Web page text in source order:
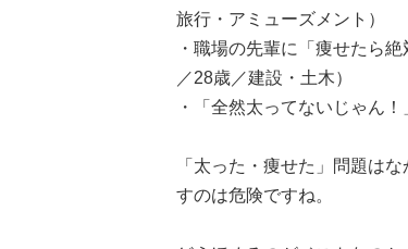
旅行・アミューズメント）
・職場の先輩に「痩せたら
／28歳／建設・土木）
・「全然太ってないじゃん
「太った・痩せた」問題は
すのは危険ですね。